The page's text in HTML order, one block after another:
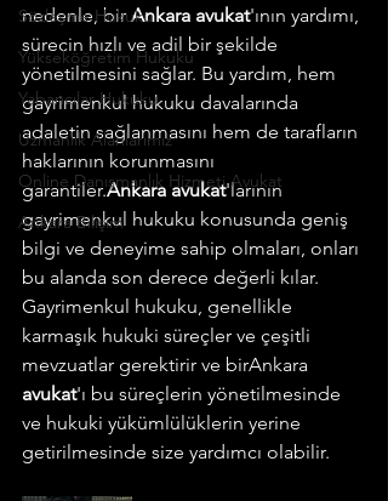
Sözleşme Hukuku
Yükseköğretim Hukuku
Yabancılar Hukuku
Uzmanlık Alanlarımız
Online Danışmanlık Hizmeti Avukat
Ankara Bilişim
nedenle, bir Ankara avukat'ının yardımı,
sürecin hızlı ve adil bir şekilde
yönetilmesini sağlar. Bu yardım, hem
gayrimenkul hukuku davalarında
adaletin sağlanmasını hem de tarafların
haklarının korunmasını
garantiler.Ankara avukat'larının
gayrimenkul hukuku konusunda geniş
bilgi ve deneyime sahip olmaları, onları
bu alanda son derece değerli kılar.
Gayrimenkul hukuku, genellikle
karmaşık hukuki süreçler ve çeşitli
mevzuatlar gerektirir ve birAnkara
avukat'ı bu süreçlerin yönetilmesinde
ve hukuki yükümlülüklerin yerine
getirilmesinde size yardımcı olabilir.